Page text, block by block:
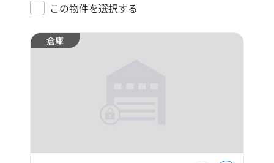
この物件を選択する
倉庫